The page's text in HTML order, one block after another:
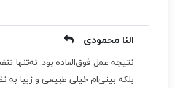
النا محمودی
نتیجه عمل فوق‌العاده بود. نه‌تنها
بلکه بینی‌ام خیلی طبیعی و زیبا به